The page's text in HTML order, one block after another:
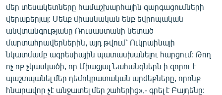
մեր տեսակետները համաշխարհային զարգացումների
վերաբերյալ: Մենք միասնական ենք եվրոպական
անվտանգությանը Ռուսաստանի նետած
մարտահրավերներին, այդ թվում՝ Ուկրաինայի
նկատմամբ ագրեսիային պատասխանելու հարցում: Թող
ոչ ոք չկասկածի, որ Միացյալ Նահանգներն ի զորու է
պաշտպանել մեր դեմոկրատական արժեքները, որոնք
հնարավոր չէ անջատել մեր շահերից»,- գրել է Բայդենը: